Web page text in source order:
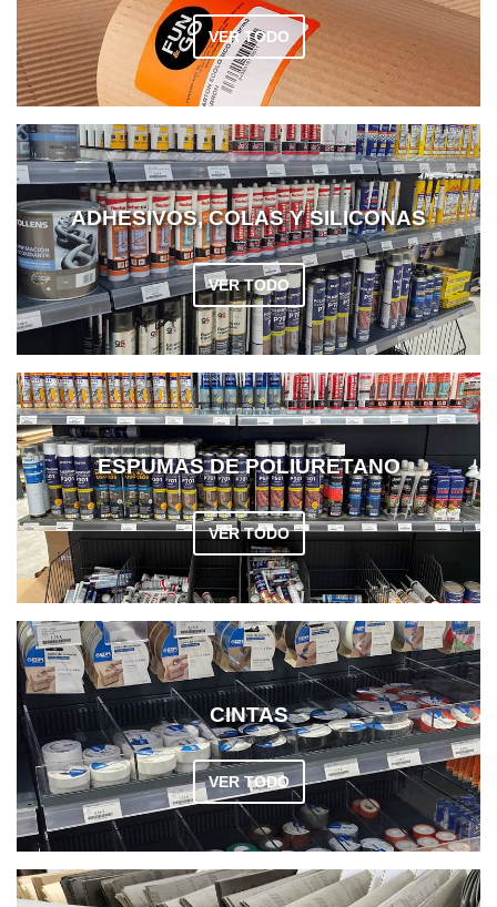
VER TODO
ADHESIVOS, COLAS Y SILICONAS
VER TODO
ESPUMAS DE POLIURETANO
VER TODO
CINTAS
VER TODO